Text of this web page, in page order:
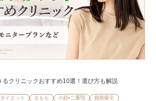
るクリニックおすすめ10選！選び方も解説
イエット 太もも 小顔•二重顎 脂肪吸引